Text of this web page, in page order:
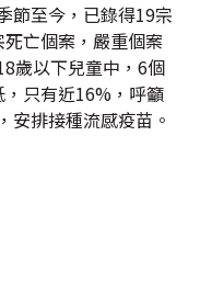
節至今，已錄得19宗
亡個案，嚴重個案
歲以下兒童中，6個
只有近16%，呼籲
安排接種流感疫苗。